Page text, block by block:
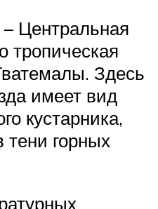
Центральная
тропическая
Здесь
имеет вид
кустарника,
тени горных